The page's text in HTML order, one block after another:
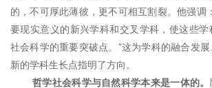
的，不可厚此薄彼，更不可相互割裂。他强调
要现实意义的新兴学科和交叉学科，使这些
社会科学的重要突破点。”这为学科的融合发
新的学科生长点指明了方向。
哲学社会科学与自然科学本来是一体的。